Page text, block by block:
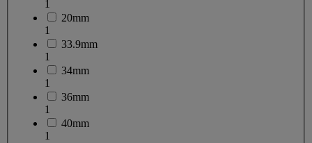
1
20mm
1
33.9mm
1
34mm
1
36mm
1
40mm
1